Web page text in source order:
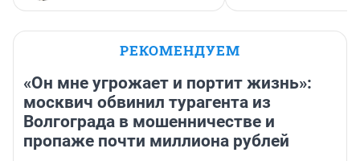
РЕКОМЕНДУЕМ
«Он мне угрожает и портит жизнь»:
москвич обвинил турагента из
Волгограда в мошенничестве и
пропаже почти миллиона рублей